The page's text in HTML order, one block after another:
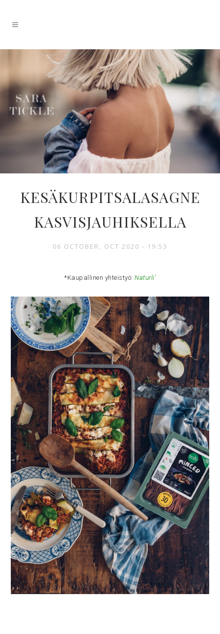
KESÄKURPITSALASAGNE
KASVISJAUHIKSELLA
06 OCTOBER, OCT 2020 - 19:53
*Kaupallinen yhteistyö: Naturli’